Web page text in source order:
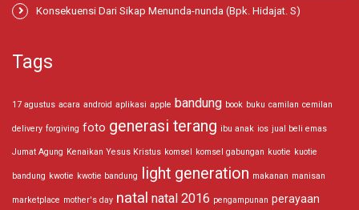
Konsekuensi Dari Sikap Menunda-nunda (Bpk. Hidajat. S)
Tags
17 agustus acara android aplikasi apple bandung book buku camilan cemilan
delivery forgiving foto generasi terang ibu anak ios jual beli emas
Jumat Agung Kenaikan Yesus Kristus komsel komsel gabungan kuotie kuotie
bandung kwotie kwotie bandung light generation makanan manisan
marketplace mother's day natal natal 2016 pengampunan perayaan